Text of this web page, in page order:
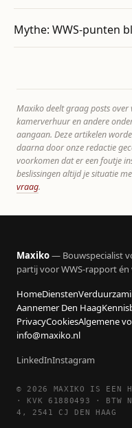
Mythe: WWS-punten
Maxiko deelt graag posts over
kamerverhuur en andere
aangaan. Deze artikelen
daarna door onze redactie
voorkomen dat er een foutje
beslissingen altijd je situatie
vraag.
Maxiko— Bouwspecialist
partij voor WWS-rapport
HomeDiensten
Aannemer Den Haag
PrivacyCookiesAlgemene
info@maxiko.nl
LinkedInInstagram
© 2026 MAXIKO IS EEN
· KVK 61880493 · BTW
4, 2541 CJ DEN HAAG